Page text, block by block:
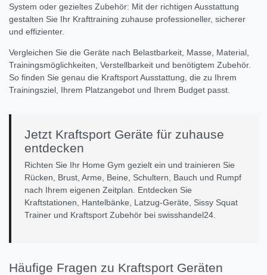
System oder gezieltes Zubehör: Mit der richtigen Ausstattung
gestalten Sie Ihr Krafttraining zuhause professioneller, sicherer
und effizienter.
Vergleichen Sie die Geräte nach Belastbarkeit, Masse, Material,
Trainingsmöglichkeiten, Verstellbarkeit und benötigtem Zubehör.
So finden Sie genau die Kraftsport Ausstattung, die zu Ihrem
Trainingsziel, Ihrem Platzangebot und Ihrem Budget passt.
Jetzt Kraftsport Geräte für zuhause
entdecken
Richten Sie Ihr Home Gym gezielt ein und trainieren Sie
Rücken, Brust, Arme, Beine, Schultern, Bauch und Rumpf
nach Ihrem eigenen Zeitplan. Entdecken Sie
Kraftstationen, Hantelbänke, Latzug-Geräte, Sissy Squat
Trainer und Kraftsport Zubehör bei swisshandel24.
Häufige Fragen zu Kraftsport Geräten